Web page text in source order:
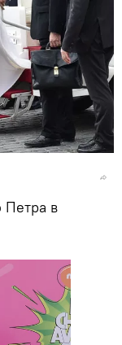
Петра в